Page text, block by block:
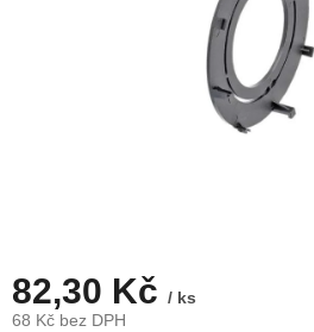
82,30 Kč / ks
68 Kč bez DPH